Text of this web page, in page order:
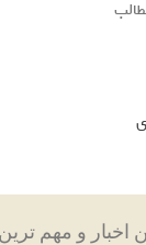
ترین رویدادهای ۲۴ ساعته در بخش های